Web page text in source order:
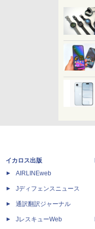
イカロス出版
AIRLINEweb
Jディフェンスニュース
通訳翻訳ジャーナル
JレスキューWeb